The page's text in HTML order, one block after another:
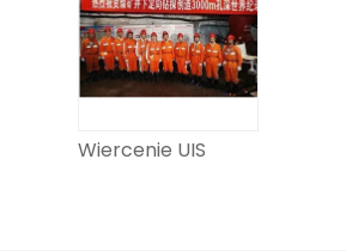
Wiercenie UIS